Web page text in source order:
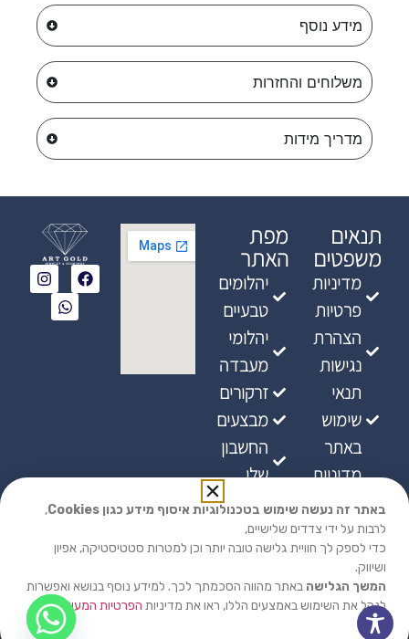
מידע נוסף
משלוחים והחזרות
מדריך מידות
מפת
האתר
יהלומים
טבעיים
יהלומי
מעבדה
זרקורים
מבצעים
החשבון
שלי
תנאים
משפטים
מדיניות
פרטיות
הצהרת
נגישות
תנאי
שימוש
באתר
מדיניות
ביטולים
מדיניות
אספקת
מוצרים
באתר זה נעשה שימוש בטכנולוגיות איסוף מידע כגון Cookies
,
לרבות על ידי צדדים שלישיים,
כדי לספק לך חוויית גלישה טובה יותר וכן למטרות סטטיסטיקה, אפיון
ושיווק.
המשך הגלישה באתר מהווה הסכמתך לכך. למידע נוסף בנושא ואפשרות
לנהל את השימוש באמצעים הללו, ראו את מדיניות הפרטיות המעודכנת
שלנו.